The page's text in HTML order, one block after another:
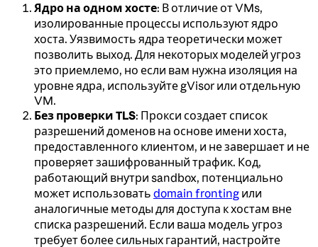
Ядро на одном хосте: В отличие от VMs,
изолированные процессы используют ядро
хоста. Уязвимость ядра теоретически может
позволить выход. Для некоторых моделей угроз
это приемлемо, но если вам нужна изоляция на
уровне ядра, используйте gVisor или отдельную
VM.
Без проверки TLS: Прокси создает список
разрешений доменов на основе имени хоста,
предоставленного клиентом, и не завершает и не
проверяет зашифрованный трафик. Код,
работающий внутри sandbox, потенциально
может использовать domain fronting или
аналогичные методы для доступа к хостам вне
списка разрешений. Если ваша модель угроз
требует более сильных гарантий, настройте